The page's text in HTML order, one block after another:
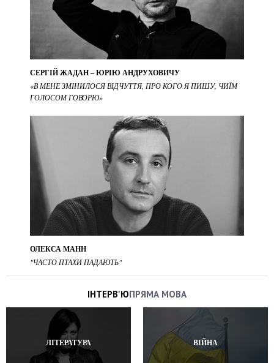
СЕРГІЙ ЖАДАН – ЮРІЮ АНДРУХОВИЧУ
«В МЕНЕ ЗМІНИЛОСЯ ВІДЧУТТЯ, ПРО КОГО Я ПИШУ, ЧИЇМ
ГОЛОСОМ ГОВОРЮ»
ОЛЕКСА МАНН
"ЧАСТО ПТАХИ ПАДАЮТЬ"
ІНТЕРВ'ЮПРЯМА МОВА
ЛІТЕРАТУРА ВІЙНА